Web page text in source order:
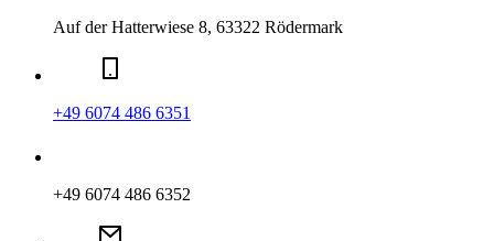
Auf der Hatterwiese 8, 63322 Rödermark
+49 6074 486 6351
+49 6074 486 6352